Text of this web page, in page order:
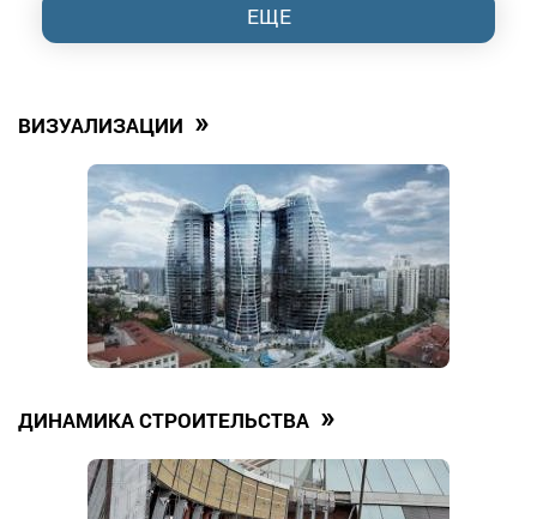
ЕЩЕ
ВИЗУАЛИЗАЦИИ »
ДИНАМИКА СТРОИТЕЛЬСТВА »